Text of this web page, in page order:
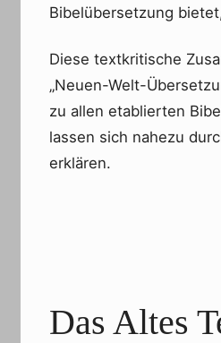
Bibelübersetzung
Diese textkritische
„Neuen-Welt-
zu allen etablierten
lassen sich nahezu
erklären.
Das Altes